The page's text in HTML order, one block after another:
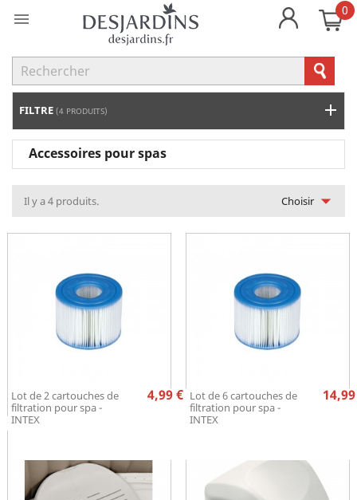
 0
FILTRE (4 PRODUITS)
Accessoires pour spas
Choisir 
Il y a 4 produits.
Lot de 2 cartouches de
filtration pour spa -
INTEX
Prix
4,99 € Lot de 6 cartouches de
filtration pour spa -
INTEX